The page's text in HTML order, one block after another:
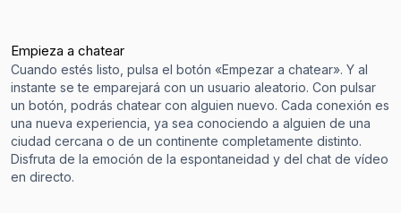
Empieza a chatear
Cuando estés listo, pulsa el botón «Empezar a chatear». Y al
instante se te emparejará con un usuario aleatorio. Con pulsar
un botón, podrás chatear con alguien nuevo. Cada conexión es
una nueva experiencia, ya sea conociendo a alguien de una
ciudad cercana o de un continente completamente distinto.
Disfruta de la emoción de la espontaneidad y del chat de vídeo
en directo.